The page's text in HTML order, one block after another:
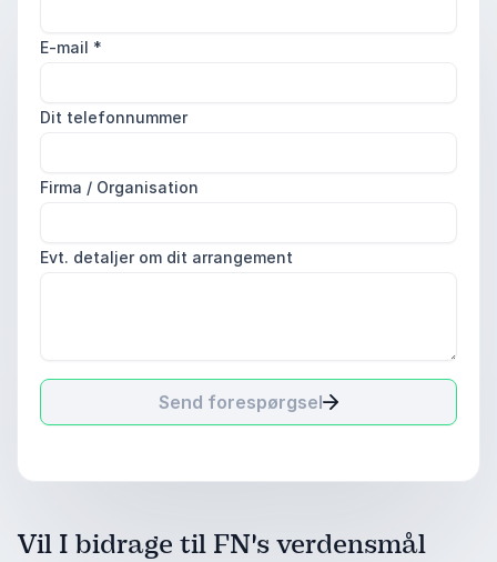
E-mail *
Dit telefonnummer
Firma / Organisation
Evt. detaljer om dit arrangement
Send forespørgsel
Vil I bidrage til FN's verdensmål